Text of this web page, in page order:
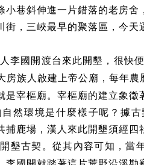
巷斜伸進一片錯落的老房
，三峽最早的聚落區，今
人李國開渡台來此開墾，很快
房族人啟建上帝公廟，每年
宰樞廟。宰樞廟的建立象徵
然環境是什麼樣子呢？據
鹿場，漢人來此開墾須經
墾古契。從其內容可知，